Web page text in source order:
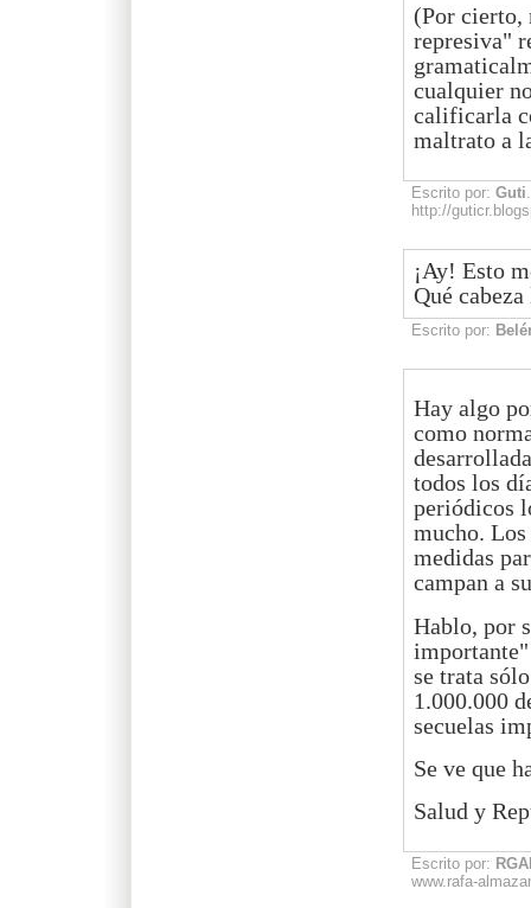
(Por cierto,
represiva"
cualquier
calificarla
maltrato a
Escrito por: Guti
http://
¡Ay! Esto
Qué
Escrito por:
Hay algo
como
todos los
periódicos
mucho.
medidas
campan a
Hablo, por
se trata
1.000.000
secuelas
Se ve que
Salud y
Escrito por:
www.rafa-